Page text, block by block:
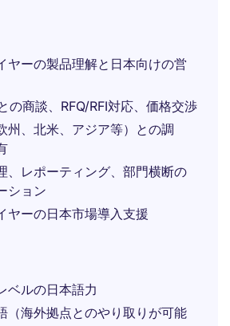
ヤーの製品理解と日本向けの営
の商談、RFQ/RFI対応、価格交渉
州、北米、アジア等）との調
、レポーティング、部門横断の
ション
ヤーの日本市場導入支援
ベルの日本語力
（海外拠点とのやり取りが可能